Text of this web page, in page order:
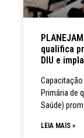
qualifica
DIU e
Primária de
Saúde)
LEIA MAIS »